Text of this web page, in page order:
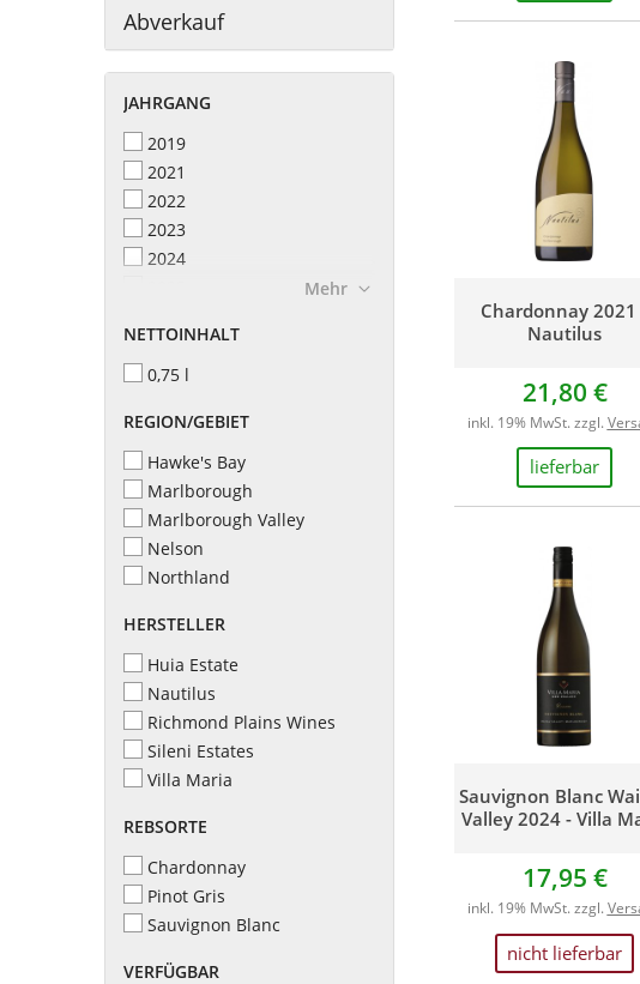
Chardonnay 2021
Nautilus
21,80 €
lieferbar
inkl. 19% MwSt. zzgl.
Sauvignon Blanc
Valley 2024 - Villa
17,95 €
nicht lieferbar
inkl. 19% MwSt. zzgl.
Abverkauf
JAHRGANG
2019
2021
2022
2023
2024
Mehr
NETTOINHALT
0,75 l
REGION/GEBIET
Hawke's Bay
Marlborough
Marlborough Valley
Nelson
Northland
HERSTELLER
Huia Estate
Nautilus
Richmond Plains Wines
Sileni Estates
Villa Maria
REBSORTE
Chardonnay
Pinot Gris
Sauvignon Blanc
VERFÜGBAR